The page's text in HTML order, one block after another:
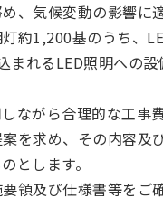
、気候変動の影響に
約1,200基のうち、
れるLED照明への
ながら合理的な工事
を求め、その内容及
とします。
領及び仕様書等をご